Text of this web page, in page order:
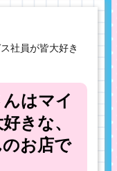
社員が皆大好き
はマイ
きな、
お店で